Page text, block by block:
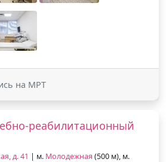
на МРТ
реабилитационный
д. 41 | м. Молодежная (500 м), м.